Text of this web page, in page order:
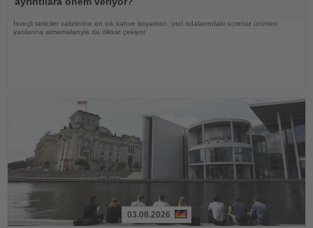
İsveçli tatilciler valizlerine en sık kahve koyarken, otel odalarındaki ücretsiz ürünleri
yanlarına almamalarıyla da dikkat çekiyor
03.08.2026